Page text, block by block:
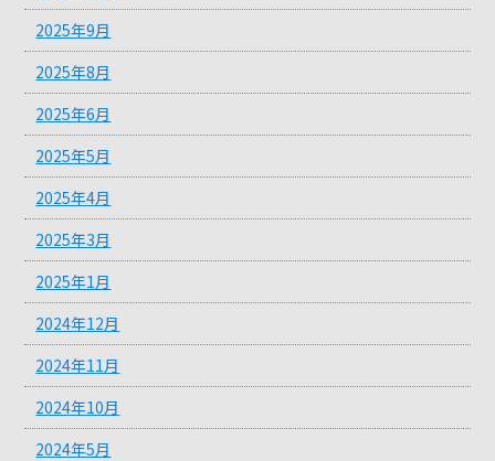
2025年9月
2025年8月
2025年6月
2025年5月
2025年4月
2025年3月
2025年1月
2024年12月
2024年11月
2024年10月
2024年5月